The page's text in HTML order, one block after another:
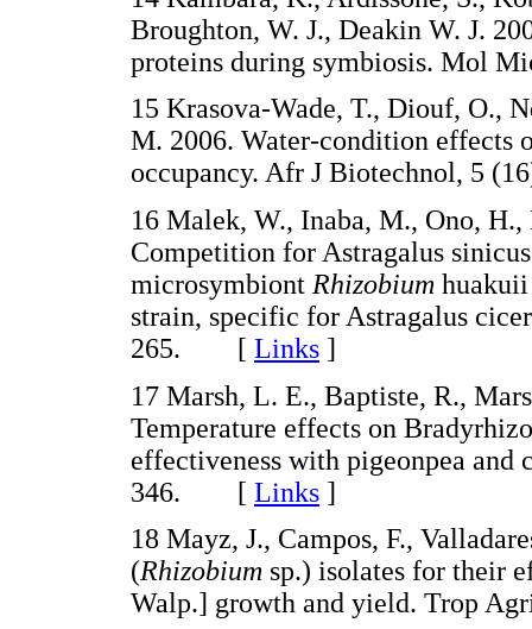
Broughton, W. J., Deakin W. J.
proteins during symbiosis.
15 Krasova-Wade, T., Diouf, O.,
M. 2006. Water-condition effects
occupancy. Afr J Biotechnol, 5
16 Malek, W., Inaba, M., Ono,
Competition for Astragalus
microsymbiont Rhizobium
strain, specific for Astragalus
265. [ Links ]
17 Marsh, L. E., Baptiste, R.,
Temperature effects on
effectiveness with pigeonpea and
346. [ Links ]
18 Mayz, J., Campos, F.,
(Rhizobium sp.) isolates for their
Walp.] growth and yield. Trop